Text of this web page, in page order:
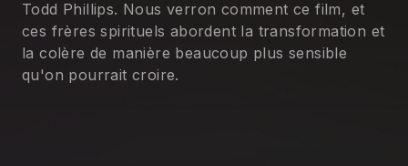
Todd Phillips. Nous verron comment ce film, et
ces frères spirituels abordent la transformation et
la colère de manière beaucoup plus sensible
qu'on pourrait croire.